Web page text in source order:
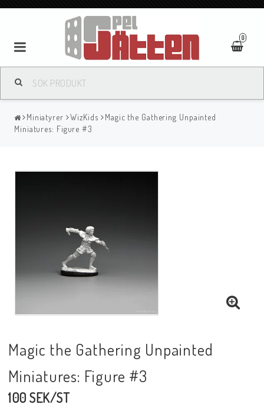
0
Miniatyrer WizKids
Magic the Gathering Unpainted
Miniatures: Figure #3
Magic the Gathering Unpainted
Miniatures: Figure #3
100 SEK/ST